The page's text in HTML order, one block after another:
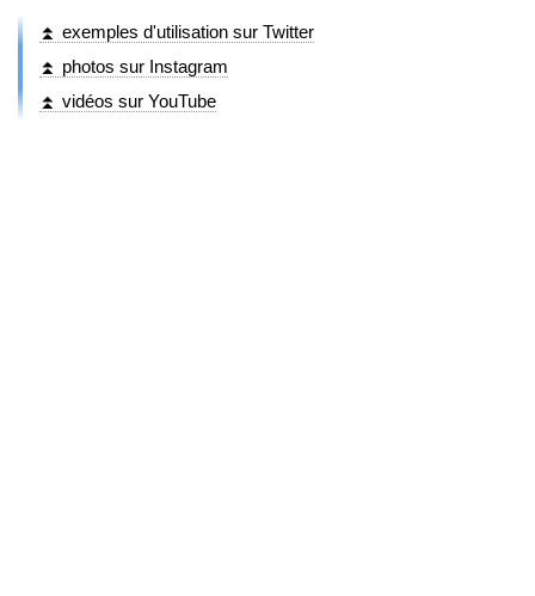
⏫ exemples d'utilisation sur Twitter
⏫ photos sur Instagram
⏫ vidéos sur YouTube